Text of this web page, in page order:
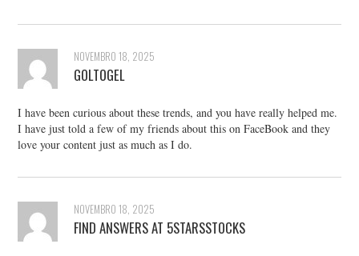
NOVEMBRO 18, 2025
GOLTOGEL
I have been curious about these trends, and you have really helped me.
I have just told a few of my friends about this on FaceBook and they
love your content just as much as I do.
NOVEMBRO 18, 2025
FIND ANSWERS AT 5STARSSTOCKS